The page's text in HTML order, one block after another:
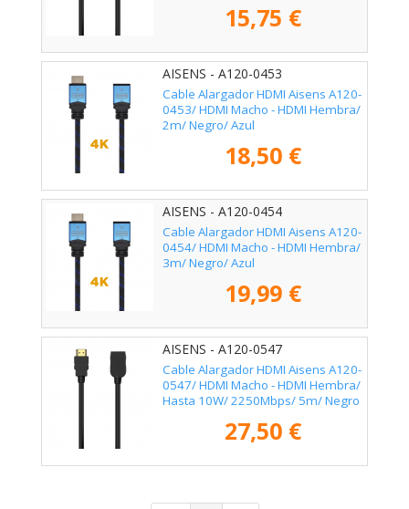
15,75 €
AISENS - A120-0453
Cable Alargador HDMI Aisens A120-
0453/ HDMI Macho - HDMI Hembra/
2m/ Negro/ Azul
18,50 €
AISENS - A120-0454
Cable Alargador HDMI Aisens A120-
0454/ HDMI Macho - HDMI Hembra/
3m/ Negro/ Azul
19,99 €
AISENS - A120-0547
Cable Alargador HDMI Aisens A120-
0547/ HDMI Macho - HDMI Hembra/
Hasta 10W/ 2250Mbps/ 5m/ Negro
27,50 €